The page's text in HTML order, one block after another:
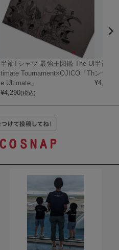
半袖Tシャツ 最強王図鑑 The Ul
timate Tournament×OJICO「Th
e Ultimate」
¥4,290(税込)
半袖T
ンディ
¥4,400